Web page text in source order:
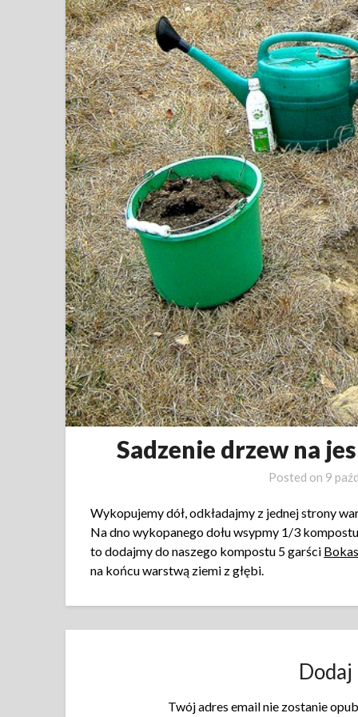
Sadzenie drzew na
Posted on 9
Wykopujemy dół, odkładajmy z jednej strony
Na dno wykopanego dołu wsypmy 1/3
to dodajmy do naszego kompostu 5 garści
na końcu warstwą ziemi z głębi.
Twój adres email nie zostanie